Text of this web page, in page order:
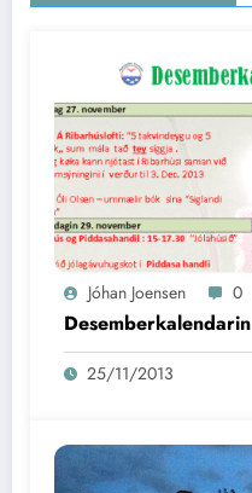
Jóhan Joensen 0
Desemberkalendarin
25/11/2013